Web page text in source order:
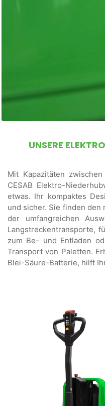
UNSERE
Mit Kapazitäten
CESAB Elektro-
etwas. Ihr kompaktes
und sicher. Sie finden
der umfangreichen
Langstreckentransporte,
zum Be- und Entladen
Transport von Paletten.
Blei-Säure-Batterie, hilft